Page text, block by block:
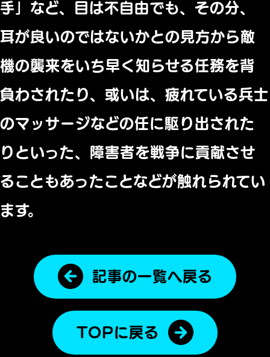
手」など、目は不自由でも、その分、
耳が良いのではないかとの見方から敵
機の襲来をいち早く知らせる任務を背
負わされたり、或いは、疲れている兵士
のマッサージなどの任に駆り出された
りといった、障害者を戦争に貢献させ
ることもあったことなどが触れられてい
ます。
記事の一覧へ戻る
TOPに戻る